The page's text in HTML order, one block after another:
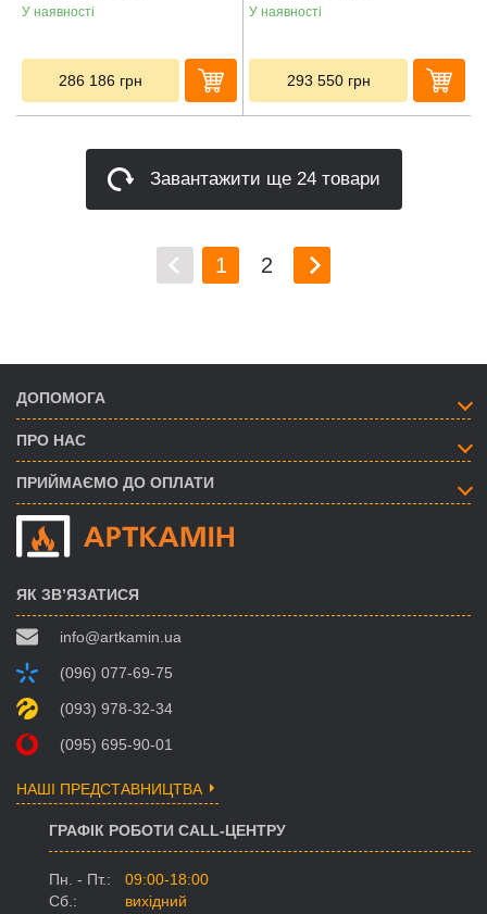
У наявності
286 186 грн
У наявності
293 550 грн
Завантажити ще 24 товари
1 2
ДОПОМОГА
ПРО НАС
ПРИЙМАЄМО ДО ОПЛАТИ
ЯК ЗВ’ЯЗАТИСЯ
info@artkamin.ua
(096) 077-69-75
(093) 978-32-34
(095) 695-90-01
НАШІ ПРЕДСТАВНИЦТВА
ГРАФІК РОБОТИ CALL-ЦЕНТРУ
Пн. - Пт.:
09:00-18:00
Сб.:
вихідний